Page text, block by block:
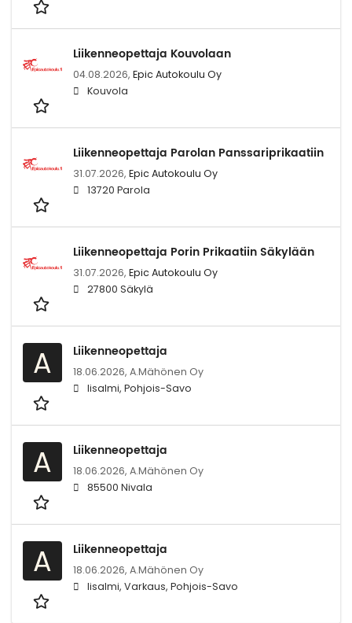
Liikenneopettaja Kouvolaan
04.08.2026, Epic Autokoulu Oy
Kouvola
Liikenneopettaja Parolan Panssariprikaatiin
31.07.2026, Epic Autokoulu Oy
13720 Parola
Liikenneopettaja Porin Prikaatiin Säkylään
31.07.2026, Epic Autokoulu Oy
27800 Säkylä
A Liikenneopettaja
18.06.2026, A.Mähönen Oy
Iisalmi, Pohjois-Savo
A Liikenneopettaja
18.06.2026, A.Mähönen Oy
85500 Nivala
A Liikenneopettaja
18.06.2026, A.Mähönen Oy
Iisalmi, Varkaus, Pohjois-Savo